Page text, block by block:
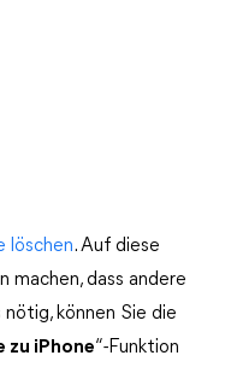
löschen. Auf diese
machen, dass andere
nötig, können Sie die
zu iPhone“-Funktion